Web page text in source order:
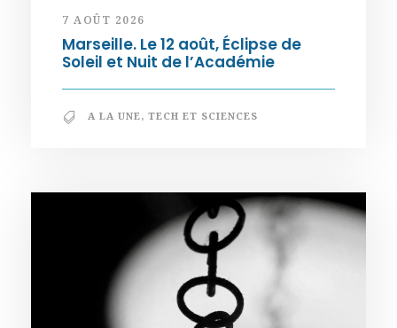
7 AOÛT 2026
Marseille. Le 12 août, Éclipse de
Soleil et Nuit de l’Académie
A LA UNE, TECH ET SCIENCES